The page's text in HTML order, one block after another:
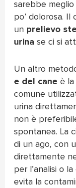
sarebbe
po’ dolorosa.
un prelievo
urina se ci si
Un altro
e del cane è la
comune
urina
non è
spontanea. La
di un ago, con
direttamente
per l’analisi o
evita la